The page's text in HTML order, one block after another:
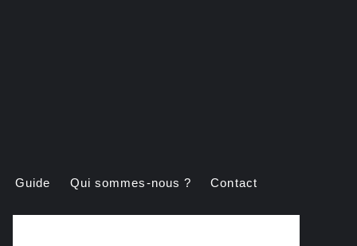
Guide Qui sommes-nous ? Contact